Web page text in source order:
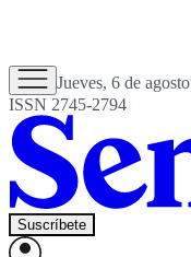
Jueves, 6 de
ISSN 2745-2794
Suscríbete